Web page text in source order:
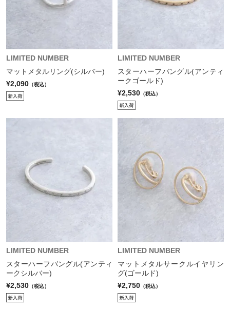
LIMITED NUMBER
マットメタルリング(シルバー)
¥2,090 （税込）
LIMITED NUMBER
スターハーフバングル(アンティ
ークゴールド)
¥2,530 （税込）
LIMITED NUMBER
スターハーフバングル(アンティ
ークシルバー)
¥2,530 （税込）
LIMITED NUMBER
マットメタルサークルイヤリン
グ(ゴールド)
¥2,750 （税込）